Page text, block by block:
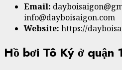
Email:
info@dayboisaigon.com
Website: https://
Hồ bơi Tô Ký ở quận